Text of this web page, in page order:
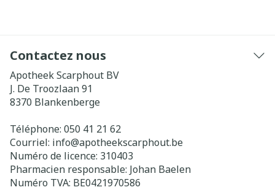
Contactez nous
Apotheek Scarphout BV
J. De Troozlaan 91
8370 Blankenberge
Téléphone: 050 41 21 62
Courriel: info@apotheekscarphout.be
Numéro de licence: 310403
Pharmacien responsable: Johan Baelen
Numéro TVA: BE0421970586